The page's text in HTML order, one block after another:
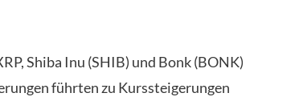
Shiba Inu (SHIB) und Bonk (BONK)
führten zu Kurssteigerungen